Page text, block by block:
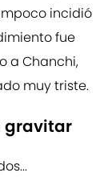
incidió
fue
a Chanchi,
muy triste.
gravitar